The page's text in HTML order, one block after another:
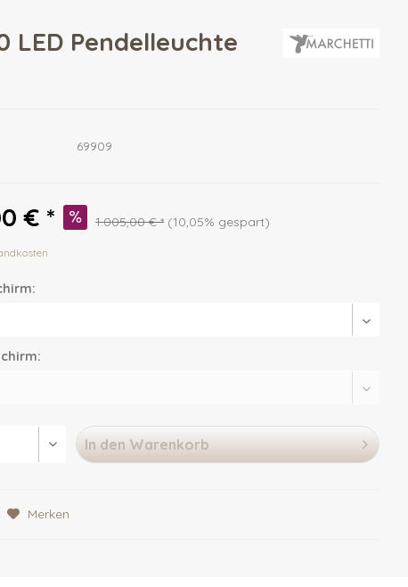
LED Pendelleuchte
69909
€ * 1.005,00 € * (10,05% gespart)
In den Warenkorb
Merken